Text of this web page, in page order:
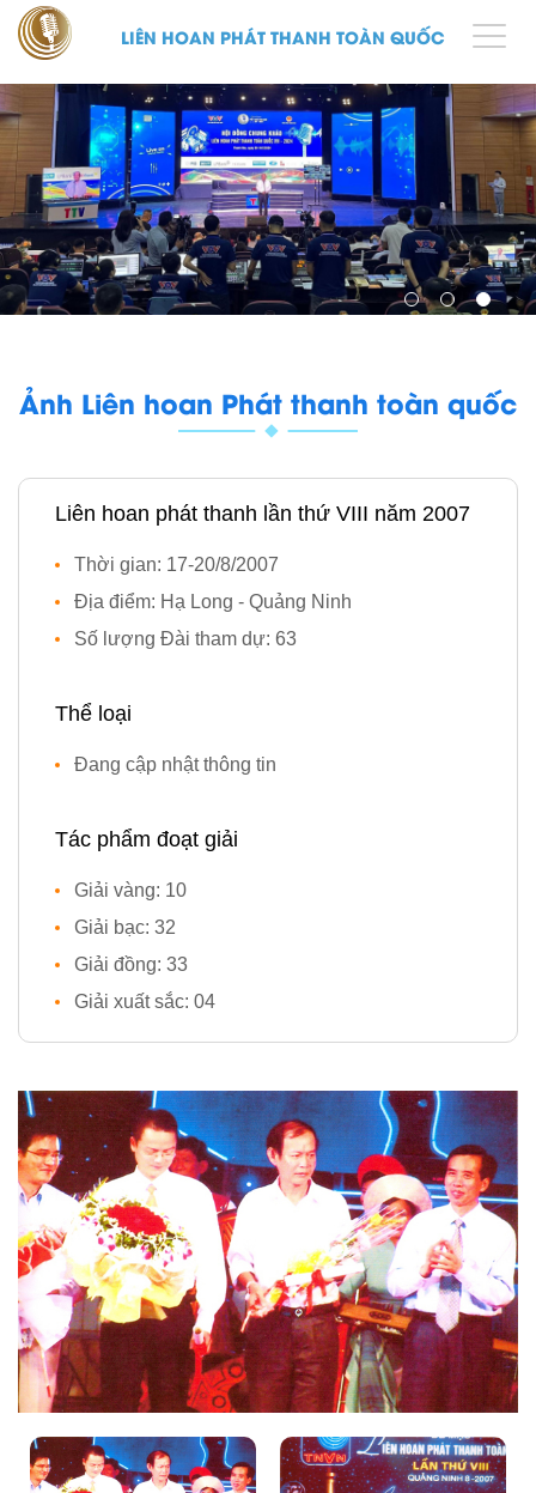
LIÊN HOAN PHÁT THANH TOÀN QUỐC
Ảnh Liên hoan Phát thanh toàn quốc
Liên hoan phát thanh lần thứ VIII năm 2007
Thời gian: 17-20/8/2007
Địa điểm: Hạ Long - Quảng Ninh
Số lượng Đài tham dự: 63
Thể loại
Đang cập nhật thông tin
Tác phẩm đoạt giải
Giải vàng: 10
Giải bạc: 32
Giải đồng: 33
Giải xuất sắc: 04